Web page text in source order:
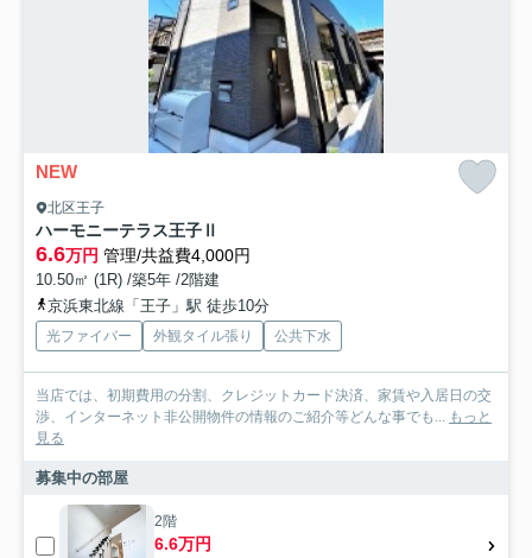
NEW
北区王子
ハーモニーテラス王子Ⅱ
6.6万円 管理/共益費4,000円
10.50㎡ (1R) /築5年 /2階建
京浜東北線「王子」駅 徒歩10分
光ファイバー 外観タイル張り 公共下水
当店では、初期費用の分割、クレジットカード決済、家賃や入居日の交
渉、インターネット非公開物件の情報のご紹介等どんな事でも... もっと
見る
募集中の部屋
2階
6.6万円